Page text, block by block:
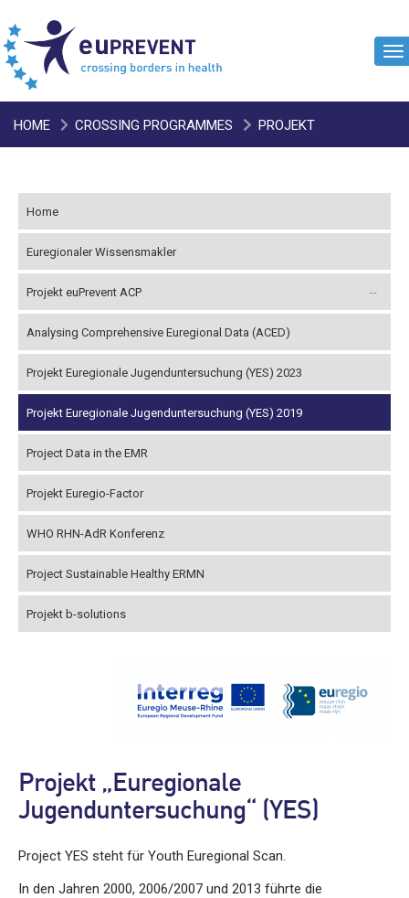
HOME CROSSING PROGRAMMES PROJEKT
Home
Euregionaler Wissensmakler
Projekt euPrevent ACP
Analysing Comprehensive Euregional Data (ACED)
Projekt Euregionale Jugenduntersuchung (YES) 2023
Projekt Euregionale Jugenduntersuchung (YES) 2019
Project Data in the EMR
Projekt Euregio-Factor
WHO RHN-AdR Konferenz
Project Sustainable Healthy ERMN
Projekt b-solutions
Projekt „Euregionale
Jugenduntersuchung“ (YES)
Project YES steht für Youth Euregional Scan.
In den Jahren 2000, 2006/2007 und 2013 führte die